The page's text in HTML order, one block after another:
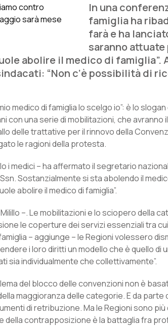
In una
famiglia ha
farà e ha
saranno
abolire il medico di famiglia”.
“Non c’è possibilità di
medico di famiglia lo scelgo io”: è lo
con una serie di mobilitazioni, che
delle trattative per il rinnovo della
le ragioni della protesta.
i medici – ha affermato il segretario
Sostanzialmente si sta abolendo il
abolire il medico di famiglia”.
Milillo –. Le mobilitazioni e lo sciopero della
le coperture dei servizi essenziali tra
– aggiunge – le Regioni volessero
i loro diritti un modello che è quello di
sia individualmente che collettivamente”.
del blocco delle convenzioni non è
maggioranza delle categorie. E da
di retribuzione. Ma le Regioni sono più
della contrapposizione è la battaglia fra